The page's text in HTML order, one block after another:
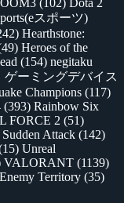
(102) Dota 2
スポーツ)
Hearthstone:
Heroes of the
(154) negitaku
ゲーミングデバイス
Champions (117)
(393) Rainbow Six
FORCE 2 (51)
Sudden Attack (142)
Unreal
VALORANT (1139)
Territory (35)